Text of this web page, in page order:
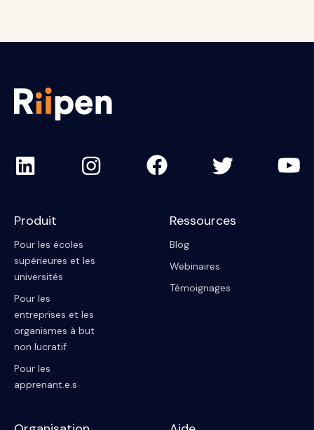
Produit
Pour les écoles
supérieures et les
universités
Pour les
entreprises et les
organismes à but
non lucratif
Pour les
apprenant.e.s
Ressources
Blog
Webinaires
Témoignages